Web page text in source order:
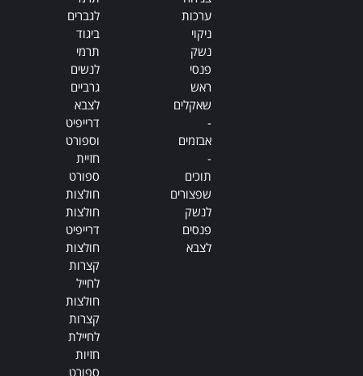
ערכות
ניקוי
נשק
פנסי
ראש
שאקלים
-
אבזמים
-
תוכים
שפצורים
לנשק
פנסים
לצבא
לגברים
ביגוד
תרמי
לנשים
גרביים
לצבא
דרייפיט
וספורט
חזיית
ספורט
חולצות
חולצות
דרייפיט
חולצות
קצרות
לחייל
חולצות
קצרות
לחיילת
חזיות
ספורט